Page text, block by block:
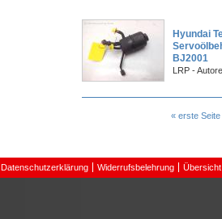
Hyundai
BJ2001
LRP -
« erste Seite
Datenschutzerklärung Widerrufsbelehrung